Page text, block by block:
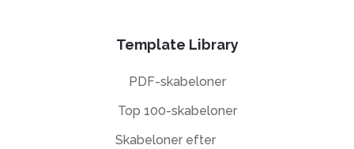
Template Library
PDF-skabeloner
Top 100-skabeloner
Skabeloner efter